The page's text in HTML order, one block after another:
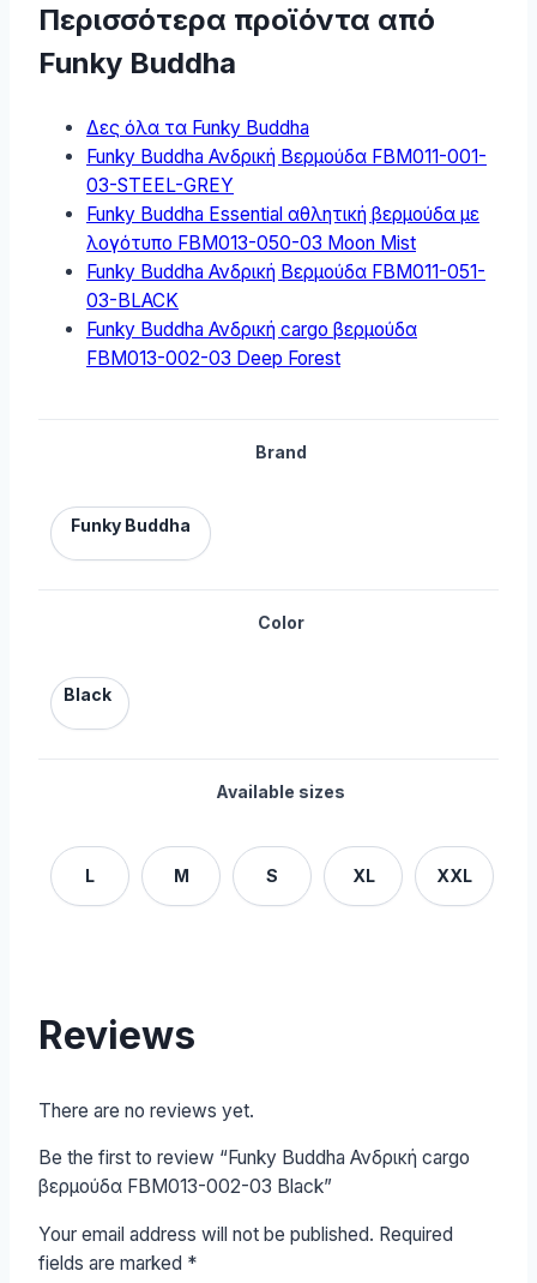
Περισσότερα προϊόντα από
Funky Buddha
Δες όλα τα Funky Buddha
Funky Buddha Ανδρική Βερμούδα FBM011-001-
03-STEEL-GREY
Funky Buddha Essential αθλητική βερμούδα με
λογότυπο FBM013-050-03 Moon Mist
Funky Buddha Ανδρική Βερμούδα FBM011-051-
03-BLACK
Funky Buddha Ανδρική cargo βερμούδα
FBM013-002-03 Deep Forest
Brand
Funky Buddha
Color
Black
Available sizes
L M S XL XXL
Reviews
There are no reviews yet.
Be the first to review “Funky Buddha Ανδρική cargo
βερμούδα FBM013-002-03 Black”
Your email address will not be published. Required
fields are marked *